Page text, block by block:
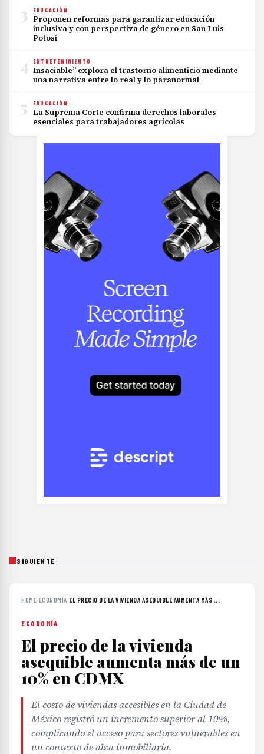
3 EDUCACIÓN
Proponen reformas para garantizar educación
inclusiva y con perspectiva de género en San Luis
Potosí
4 ENTRETENIMIENTO
Insaciable” explora el trastorno alimenticio mediante
una narrativa entre lo real y lo paranormal
5 EDUCACIÓN
La Suprema Corte confirma derechos laborales
esenciales para trabajadores agrícolas
SIGUIENTE
HOME›ECONOMÍA›EL PRECIO DE LA VIVIENDA ASEQUIBLE AUMENTA MÁS ...
ECONOMÍA
El precio de la vivienda
asequible aumenta más de un
10% en CDMX
El costo de viviendas accesibles en la Ciudad de
México registró un incremento superior al 10%,
complicando el acceso para sectores vulnerables en
un contexto de alza inmobiliaria.